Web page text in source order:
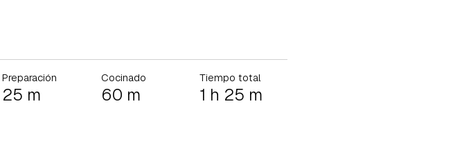
Preparación
25 m
Cocinado
60 m
Tiempo total
1 h 25 m